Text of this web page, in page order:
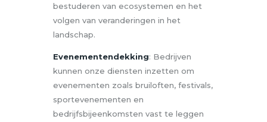
bestuderen van ecosystemen en het
volgen van veranderingen in het
landschap.
Evenementendekking: Bedrijven
kunnen onze diensten inzetten om
evenementen zoals bruiloften, festivals,
sportevenementen en
bedrijfsbijeenkomsten vast te leggen